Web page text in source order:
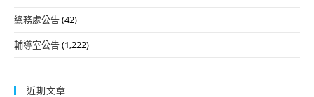
總務處公告(42)
輔導室公告(1,222)
近期文章